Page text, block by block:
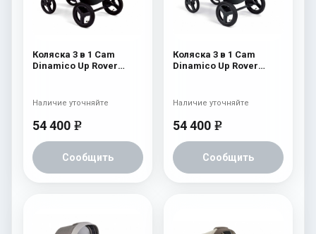
Коляска 3 в 1 Cam
Dinamico Up Rover
54 400 e
Сообщить
Наличие уточняйте
Коляска 3 в 1 Cam
Dinamico Up Rover
54 400 e
Сообщить
Наличие уточняйте